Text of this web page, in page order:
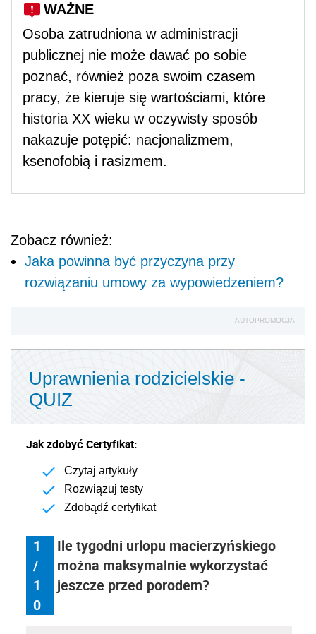
WAŻNE
Osoba zatrudniona w administracji
publicznej nie może dawać po sobie
poznać, również poza swoim czasem
pracy, że kieruje się wartościami, które
historia XX wieku w oczywisty sposób
nakazuje potępić: nacjonalizmem,
ksenofobią i rasizmem.
Zobacz również:
Jaka powinna być przyczyna przy
rozwiązaniu umowy za wypowiedzeniem?
AUTOPROMOCJA
Uprawnienia rodzicielskie -
QUIZ
Jak zdobyć Certyfikat:
Czytaj artykuły
Rozwiązuj testy
Zdobądź certyfikat
1
/
1
0
Ile tygodni urlopu macierzyńskiego
można maksymalnie wykorzystać
jeszcze przed porodem?